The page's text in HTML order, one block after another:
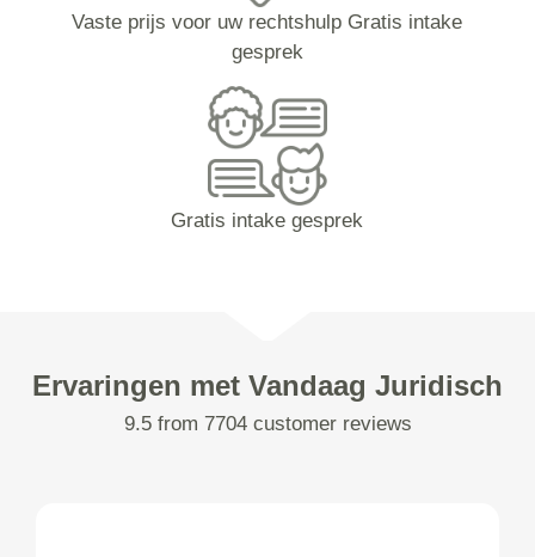
Vaste prijs voor uw rechtshulp Gratis intake
gesprek
Gratis intake gesprek
Ervaringen met Vandaag Juridisch
9.5 from 7704 customer reviews